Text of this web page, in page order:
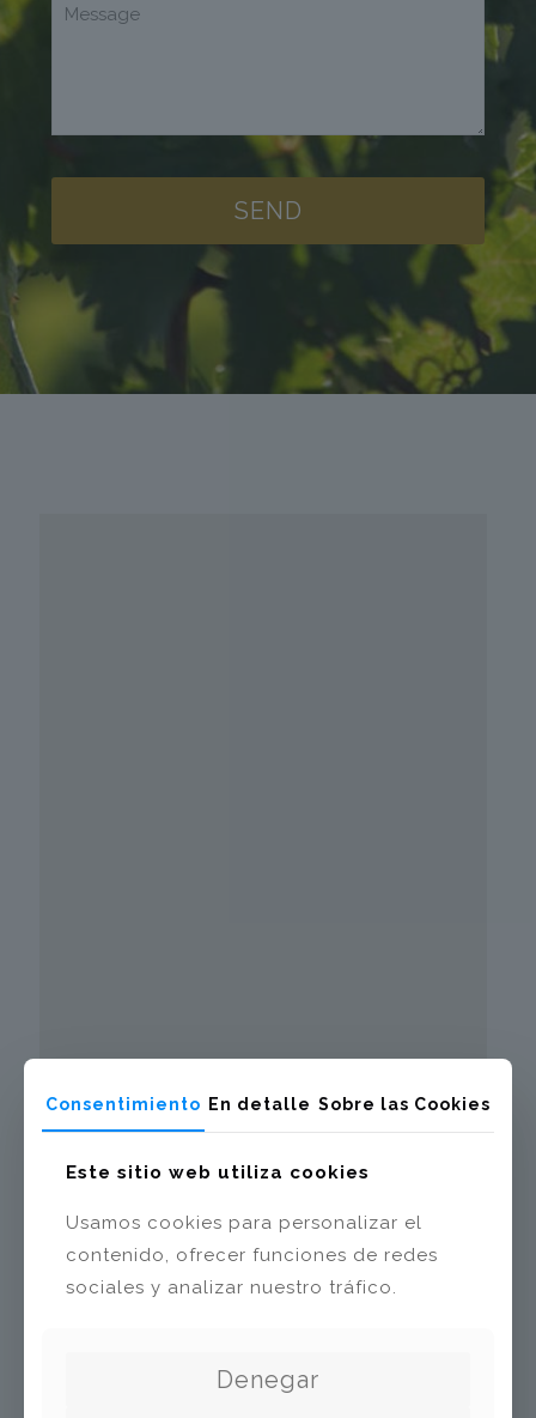
Consentimiento En detalle Sobre las Cookies
Este sitio web utiliza cookies
Usamos cookies para personalizar el
contenido, ofrecer funciones de redes
sociales y analizar nuestro tráfico.
Denegar